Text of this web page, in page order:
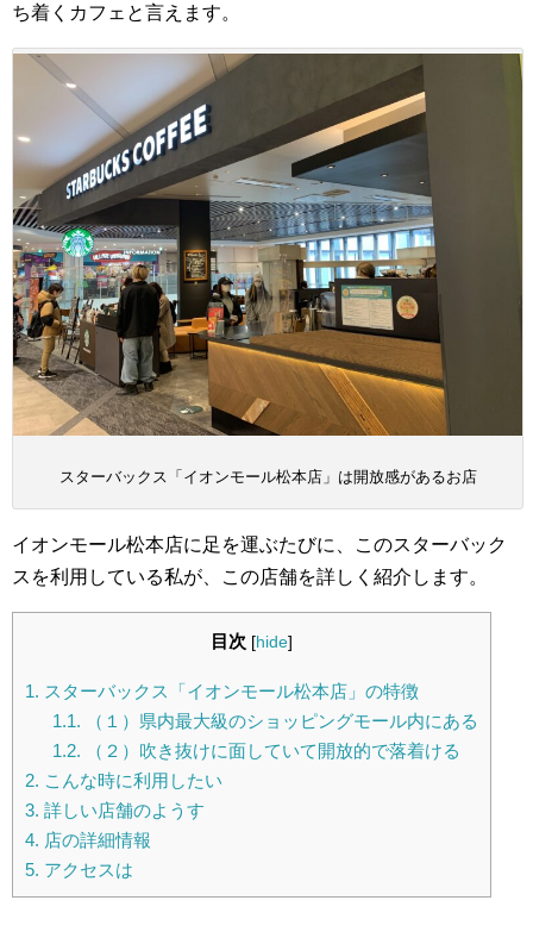
ち着くカフェと言えます。
スターバックス「イオンモール松本店」は開放感があるお店
イオンモール松本店に足を運ぶたびに、このスターバック
スを利用している私が、この店舗を詳しく紹介します。
目次 [hide]
1. スターバックス「イオンモール松本店」の特徴
1.1. （１）県内最大級のショッピングモール内にある
1.2. （２）吹き抜けに面していて開放的で落着ける
2. こんな時に利用したい
3. 詳しい店舗のようす
4. 店の詳細情報
5. アクセスは